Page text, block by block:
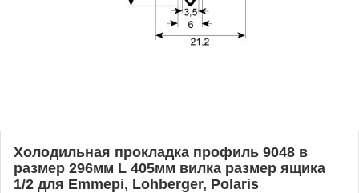
Холодильная прокладка профиль 9048 в
размер 296мм L 405мм вилка размер ящика
1/2 для Emmepi, Lohberger, Polaris